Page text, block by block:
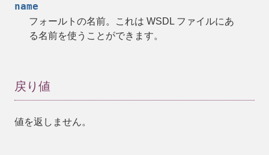
name
フォールトの名前。これは WSDL ファイルにあ
る名前を使うことができます。
戻り値
値を返しません。